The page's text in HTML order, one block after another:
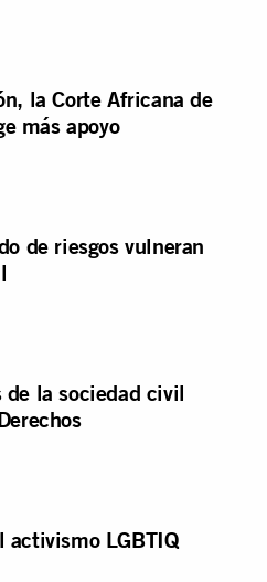
la Corte Africana de
más apoyo
de riesgos vulneran
de la sociedad civil
activismo LGBTIQ